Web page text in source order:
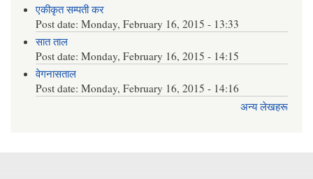
एकीकृत सम्पती कर
Post date:Monday, February 16, 2015 - 13:33
सात ताल
Post date:Monday, February 16, 2015 - 14:15
वेगनासताल
Post date:Monday, February 16, 2015 - 14:16
अन्य लेखहरू